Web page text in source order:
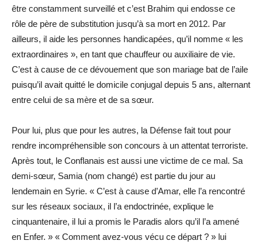
être constamment surveillé et c’est Brahim qui endosse ce
rôle de père de substitution jusqu’à sa mort en 2012. Par
ailleurs, il aide les personnes handicapées, qu’il nomme « les
extraordinaires », en tant que chauffeur ou auxiliaire de vie.
C’est à cause de ce dévouement que son mariage bat de l’aile
puisqu’il avait quitté le domicile conjugal depuis 5 ans, alternant
entre celui de sa mère et de sa sœur.
Pour lui, plus que pour les autres, la Défense fait tout pour
rendre incompréhensible son concours à un attentat terroriste.
Après tout, le Conflanais est aussi une victime de ce mal. Sa
demi-sœur, Samia (nom changé) est partie du jour au
lendemain en Syrie. « C’est à cause d’Amar, elle l’a rencontré
sur les réseaux sociaux, il l’a endoctrinée, explique le
cinquantenaire, il lui a promis le Paradis alors qu’il l’a amené
en Enfer. » « Comment avez-vous vécu ce départ ? » lui